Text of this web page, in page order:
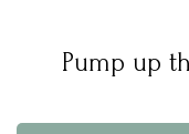
Pump up